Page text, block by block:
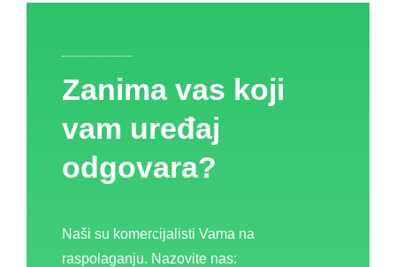
Zanima vas koji
vam uređaj
odgovara?
Naši su komercijalisti Vama na
raspolaganju. Nazovite nas: